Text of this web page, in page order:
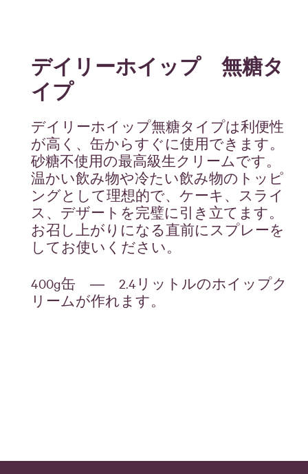
デイリーホイップ 無糖タ
イプ
デイリーホイップ無糖タイプは利便性
が高く、缶からすぐに使用できます。
砂糖不使用の最高級生クリームです。
温かい飲み物や冷たい飲み物のトッピ
ングとして理想的で、ケーキ、スライ
ス、デザートを完璧に引き立てます。
お召し上がりになる直前にスプレーを
してお使いください。
400g缶 ― 2.4リットルのホイップク
リームが作れます。